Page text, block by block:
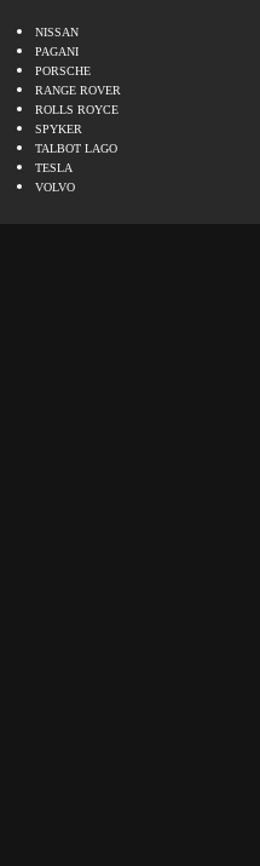
NISSAN
PAGANI
PORSCHE
RANGE ROVER
ROLLS ROYCE
SPYKER
TALBOT LAGO
TESLA
VOLVO